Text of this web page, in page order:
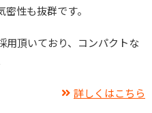
性も抜群です。
用頂いており、コンパクトな
詳しくはこちら